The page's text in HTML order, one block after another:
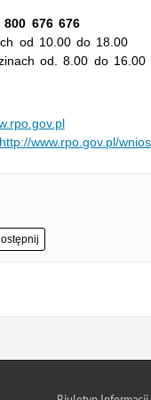
676 676
od 10.00 do 18.00
od. 8.00 do 16.00
http://www.rpo.gov.pl/